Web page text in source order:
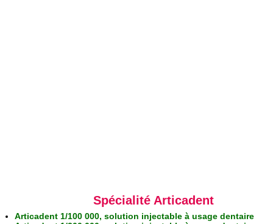
Spécialité Articadent
Articadent 1/100 000, solution injectable à usage dentaire